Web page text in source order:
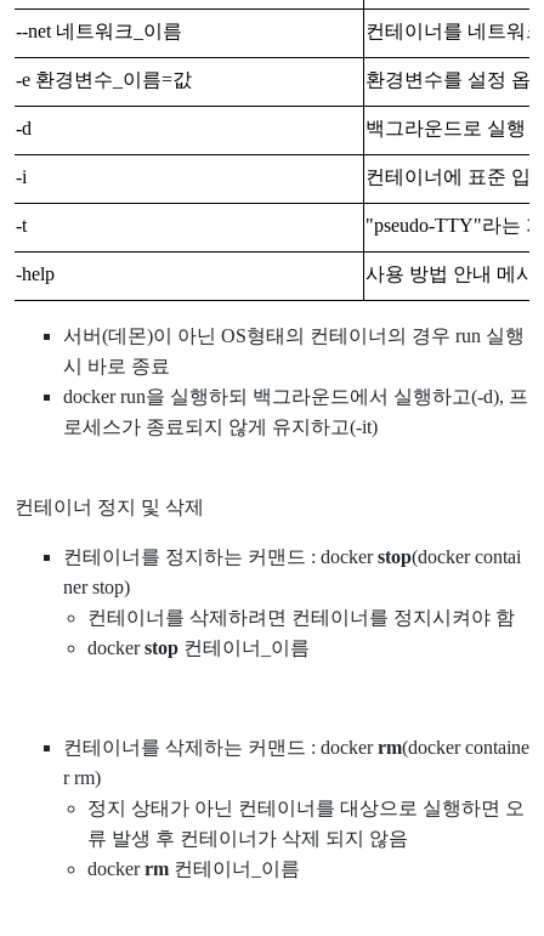
--net 네트워크_이름 컨테이너를 네트워
-e 환경변수_이름=값 환경변수를 설정 옵
-d 백그라운드로 실행
-i 컨테이너에 표준 입
-t "pseudo-TTY"라는
-help 사용 방법 안내 메시
서버(데몬)이 아닌 OS형태의 컨테이너의 경우 run 실행
시 바로 종료
docker run을 실행하되 백그라운드에서 실행하고(-d), 프
로세스가 종료되지 않게 유지하고(-it)
컨테이너 정지 및 삭제
컨테이너를 정지하는 커맨드 : dockerstop(docker contai
ner stop)
컨테이너를 삭제하려면 컨테이너를 정지시켜야 함
dockerstop 컨테이너_이름
컨테이너를 삭제하는 커맨드 : dockerrm(docker containe
r rm)
정지 상태가 아닌 컨테이너를 대상으로 실행하면 오
류 발생 후 컨테이너가 삭제 되지 않음
dockerrm 컨테이너_이름